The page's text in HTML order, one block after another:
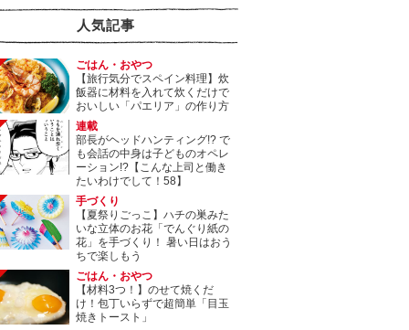
人気記事
ごはん・おやつ
【旅行気分でスペイン料理】炊
飯器に材料を入れて炊くだけで
おいしい「パエリア」の作り方
連載
部長がヘッドハンティング!? で
も会話の中身は子どものオペレ
ーション!?【こんな上司と働き
たいわけでして！58】
手づくり
【夏祭りごっこ】ハチの巣みた
いな立体のお花「でんぐり紙の
花」を手づくり！ 暑い日はおう
ちで楽しもう
ごはん・おやつ
【材料3つ！】のせて焼くだ
け！包丁いらずで超簡単「目玉
焼きトースト」